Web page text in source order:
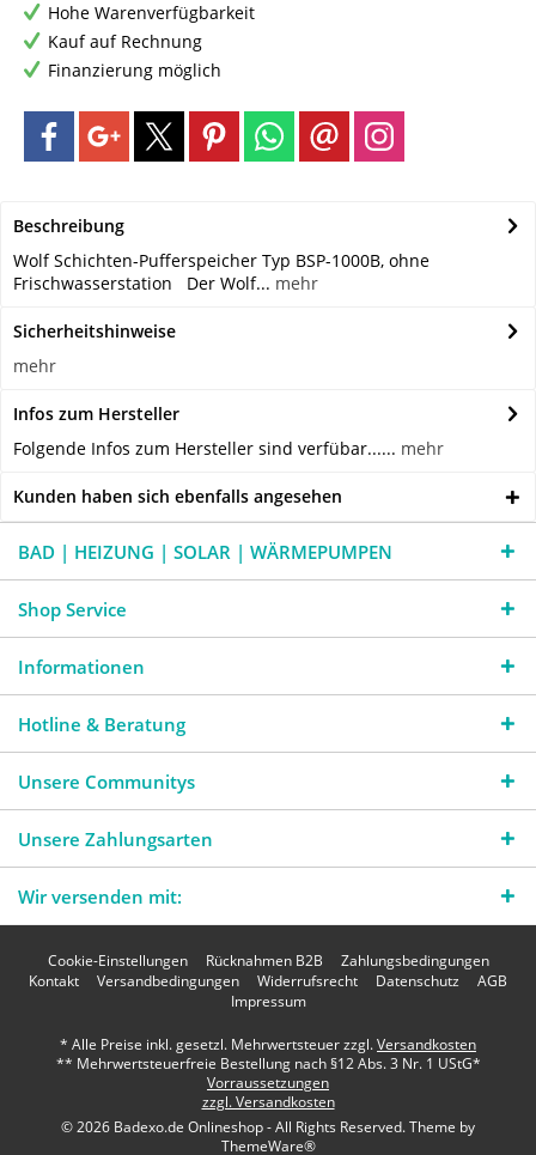
Hohe Warenverfügbarkeit
Kauf auf Rechnung
Finanzierung möglich
Beschreibung
Wolf Schichten-Pufferspeicher Typ BSP-1000B, ohne
Frischwasserstation Der Wolf... mehr
Sicherheitshinweise
mehr
Infos zum Hersteller
Folgende Infos zum Hersteller sind verfübar...... mehr
Kunden haben sich ebenfalls angesehen
BAD | HEIZUNG | SOLAR | WÄRMEPUMPEN
Shop Service
Informationen
Hotline & Beratung
Unsere Communitys
Unsere Zahlungsarten
Wir versenden mit:
Cookie-Einstellungen Rücknahmen B2B
Zahlungsbedingungen
Kontakt
Versandbedingungen Widerrufsrecht Datenschutz
AGB
Impressum
* Alle Preise inkl. gesetzl. Mehrwertsteuer zzgl.Versandkosten
** Mehrwertsteuerfreie Bestellung nach §12 Abs. 3 Nr. 1 UStG*
Vorraussetzungen
zzgl. Versandkosten
© 2026 Badexo.de Onlineshop - All Rights Reserved. Theme by
ThemeWare®